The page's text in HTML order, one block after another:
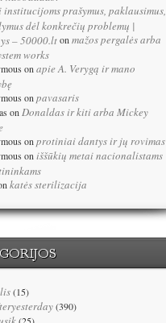
institucijoms prašymus, paklausimus,
dėl konkrečių problemų |
– 50000.lton mažos pergalės arba
works
on apie A. Verygą ir mano
on pavasaris
on Donaldas ir kiti arba Mickey
on protiniai dantys ir jų rovimas
on iššūkių metai nacionalistams
katės sterilizacija
(15)
(390)